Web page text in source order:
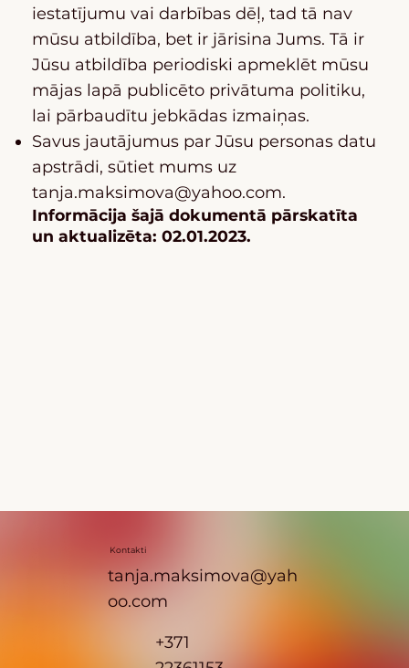
iestatījumu vai darbības dēļ, tad tā nav
mūsu atbildība, bet ir jārisina Jums. Tā ir
Jūsu atbildība periodiski apmeklēt mūsu
mājas lapā publicēto privātuma politiku,
lai pārbaudītu jebkādas izmaiņas.
Savus jautājumus par Jūsu personas datu
apstrādi, sūtiet mums uz
tanja.maksimova@yahoo.com.
Informācija šajā dokumentā pārskatīta
un aktualizēta: 02.01.2023.
Kontakti
tanja.maksimova@yah
oo.com
+371